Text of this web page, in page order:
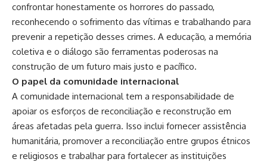
confrontar honestamente os horrores do passado,
reconhecendo o sofrimento das vítimas e trabalhando para
prevenir a repetição desses crimes. A educação, a memória
coletiva e o diálogo são ferramentas poderosas na
construção de um futuro mais justo e pacífico.
O papel da comunidade internacional
A comunidade internacional tem a responsabilidade de
apoiar os esforços de reconciliação e reconstrução em
áreas afetadas pela guerra. Isso inclui fornecer assistência
humanitária, promover a reconciliação entre grupos étnicos
e religiosos e trabalhar para fortalecer as instituições